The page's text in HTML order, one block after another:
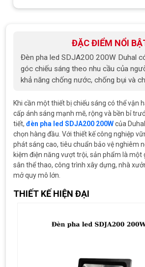
ĐẶC ĐIỂM NỔI
Đèn pha led SDJA200 200W Duhal
góc chiếu sáng theo nhu cầu của
khả năng chống nước, chống bụi và
Khi cần một thiết bị chiếu sáng có thể vận
cấp ánh sáng mạnh mẽ, rộng và bền bỉ
tiết, đèn pha led SDJA200 200Wcủa
chọn hàng đầu. Với thiết kế công nghiệp
phát sáng cao, tiêu chuẩn bảo vệ nghiêm
kiệm điện năng vượt trội, sản phẩm là một
sân thể thao, công trình xây dựng, nhà
mở quy mô lớn.
THIẾT KẾ HIỆN ĐẠI